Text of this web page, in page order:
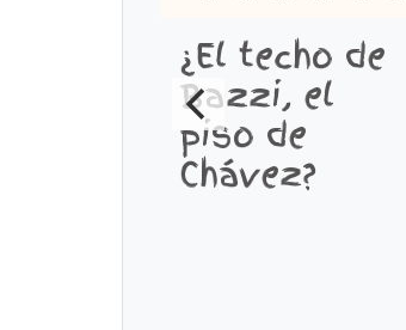
¿El techo de
Bazzi, el
piso de
Chávez?